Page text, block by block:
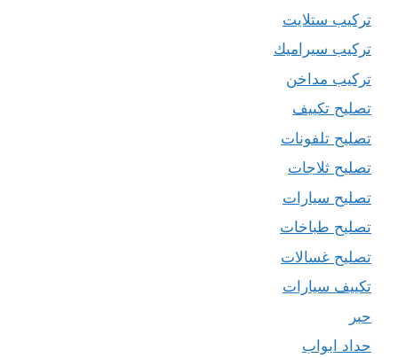
تركيب ستلايت
تركيب سيراميك
تركيب مداخن
تصليح تكييف
تصليح تلفونات
تصليح ثلاجات
تصليح سيارات
تصليح طباخات
تصليح غسالات
تكييف سيارات
حبر
حداد ابواب